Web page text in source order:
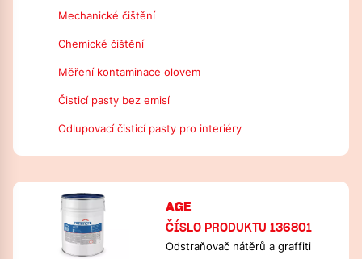
Mechanické čištění
Chemické čištění
Měření kontaminace olovem
Čisticí pasty bez emisí
Odlupovací čisticí pasty pro interiéry
AGE
ČÍSLO PRODUKTU 136801
Odstraňovač nátěrů a graffiti